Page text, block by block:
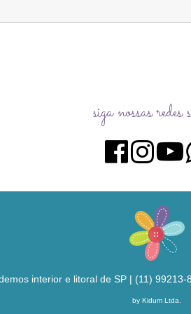
siga nossas redes
interior e litoral de SP | (11) 99213-
by Kidum Ltda.